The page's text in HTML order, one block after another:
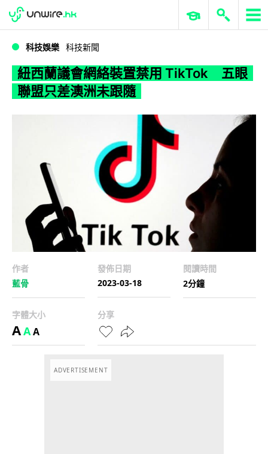
WWDC 2026 ERP 與商業 AI
科技娛樂 科技新聞
紐西蘭議會網絡裝置禁用 TikTok 五眼
聯盟只差澳洲未跟隨
作者
藍骨
發佈日期
2023-03-18
閱讀時間
2分鐘
字體大小
AAA
分享
ADVERTISEMENT